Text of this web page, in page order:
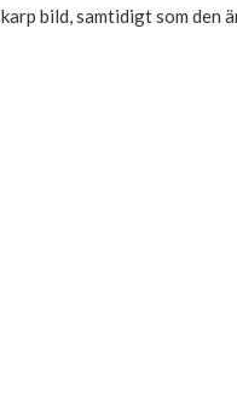
bild, samtidigt som den